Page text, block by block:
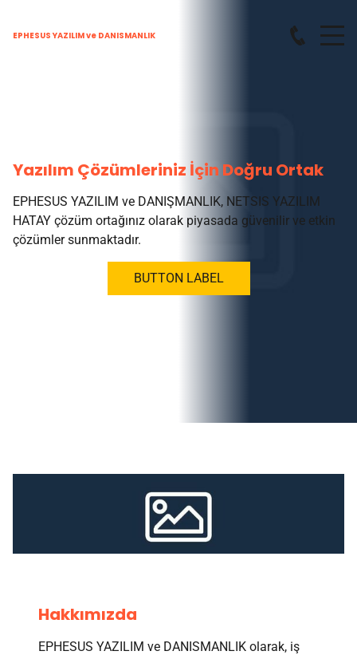
EPHESUS YAZILIM ve DANISMANLIK
Yazılım Çözümleriniz İçin Doğru Ortak
EPHESUS YAZILIM ve DANIŞMANLIK, NETSIS YAZILIM
HATAY çözüm ortağınız olarak piyasada güvenilir ve etkin
çözümler sunmaktadır.
BUTTON LABEL
Hakkımızda
EPHESUS YAZILIM ve DANISMANLIK olarak, iş